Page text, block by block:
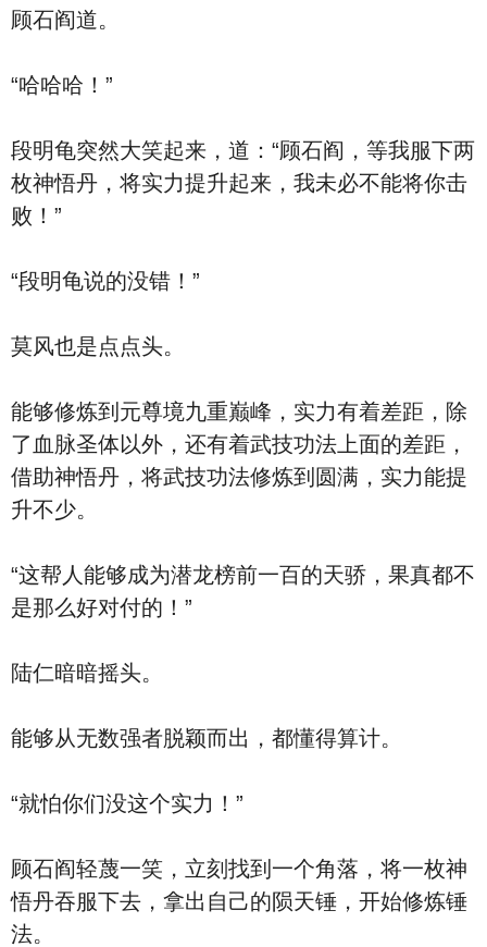
顾石阎道。
“哈哈哈！”
段明龟突然大笑起来，道：“顾石阎，等我服下两
枚神悟丹，将实力提升起来，我未必不能将你击
败！”
“段明龟说的没错！”
莫风也是点点头。
能够修炼到元尊境九重巅峰，实力有着差距，除
了血脉圣体以外，还有着武技功法上面的差距，
借助神悟丹，将武技功法修炼到圆满，实力能提
升不少。
“这帮人能够成为潜龙榜前一百的天骄，果真都不
是那么好对付的！”
陆仁暗暗摇头。
能够从无数强者脱颖而出，都懂得算计。
“就怕你们没这个实力！”
顾石阎轻蔑一笑，立刻找到一个角落，将一枚神
悟丹吞服下去，拿出自己的陨天锤，开始修炼锤
法。